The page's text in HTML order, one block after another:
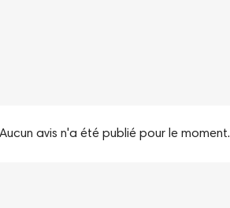
Aucun avis n'a été publié pour le moment.